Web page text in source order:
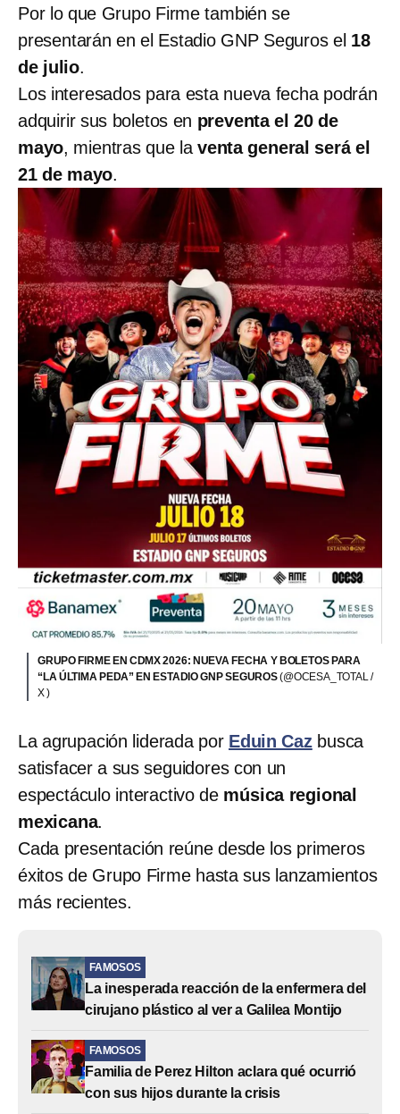
Por lo que Grupo Firme también se
presentarán en el Estadio GNP Seguros el 18
de julio.
Los interesados para esta nueva fecha podrán
adquirir sus boletos en preventa el 20 de
mayo, mientras que laventa general será el
21 de mayo.
GRUPO FIRME EN CDMX 2026: NUEVA FECHA Y BOLETOS PARA
“LA ÚLTIMA PEDA” EN ESTADIO GNP SEGUROS(@OCESA_TOTAL /
X )
La agrupación liderada por Eduin Caz busca
satisfacer a sus seguidores con un
espectáculo interactivo de música regional
mexicana.
Cada presentación reúne desde los primeros
éxitos de Grupo Firme hasta sus lanzamientos
más recientes.
FAMOSOS
La inesperada reacción de la enfermera del
cirujano plástico al ver a Galilea Montijo
FAMOSOS
Familia de Perez Hilton aclara qué ocurrió
con sus hijos durante la crisis